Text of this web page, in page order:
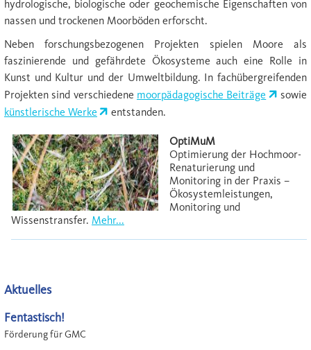
hydrologische, biologische oder geochemische Eigenschaften von
nassen und trockenen Moorböden erforscht.
Neben forschungsbezogenen Projekten spielen Moore als
faszinierende und gefährdete Ökosysteme auch eine Rolle in
Kunst und Kultur und der Umweltbildung. In fachübergreifenden
Projekten sind verschiedene moorpädagogische Beiträge
sowie
künstlerische Werke
entstanden.
OptiMuM
Optimierung der Hochmoor-
Renaturierung und
Monitoring in der Praxis –
Ökosystemleistungen,
Monitoring und
Wissenstransfer. Mehr...
Aktuelles
Fentastisch!
Förderung für GMC